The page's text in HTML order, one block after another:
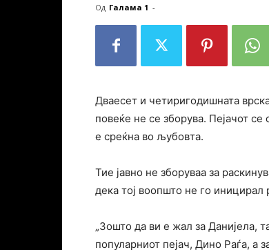
Од Галама 1 -
Дваесет и четиригодишната
повеќе не се зборува. Пејачот
е среќна во љубовта.
Тие јавно не зборуваа за
дека тој воопшто не го иницирал
„Зошто да ви е жал за Данијела,
популарниот пејач, Дино Раѓа, а